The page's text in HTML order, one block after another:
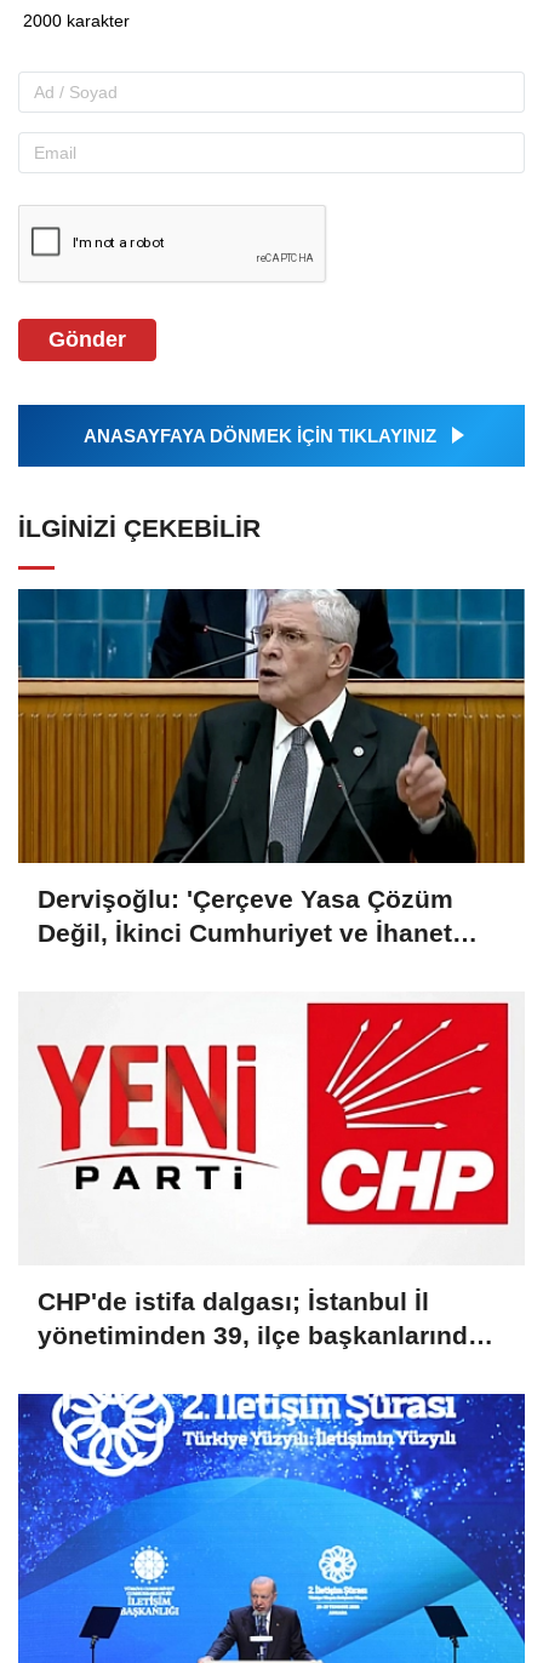
Gönder
ANASAYFAYA DÖNMEK İÇİN TIKLAYINIZ
İLGINIZI ÇEKEBILIR
Dervişoğlu: 'Çerçeve Yasa Çözüm
Değil, İkinci Cumhuriyet ve İhanet
CHP'de istifa dalgası; İstanbul İl
yönetiminden 39, ilçe başkanlarından